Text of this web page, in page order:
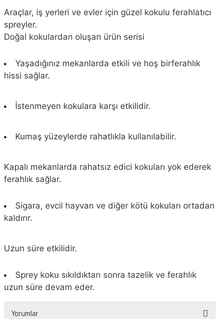
Araçlar, iş yerleri ve evler için güzel kokulu ferahlatıcı
spreyler.
Doğal kokulardan oluşan ürün serisi
Yaşadığınız mekanlarda etkili ve hoş birferahlık
hissi sağlar.
İstenmeyen kokulara karşı etkilidir.
Kumaş yüzeylerde rahatlıkla kullanılabilir.
Kapalı mekanlarda rahatsız edici kokuları yok ederek
ferahlık sağlar.
Sigara, evcil hayvan ve diğer kötü kokuları ortadan
kaldırır.
Uzun süre etkilidir.
Sprey koku sıkıldıktan sonra tazelik ve ferahlık
uzun süre devam eder.
Yorumlar